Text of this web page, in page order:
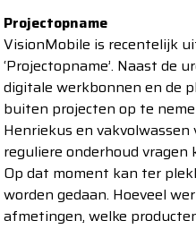
Projectopname
VisionMobile is recentelijk
‘Projectopname’. Naast de
digitale werkbonnen en de
buiten projecten op te
Henriekus en
reguliere onderhoud
Op dat moment kan ter
worden gedaan. Hoeveel
afmetingen, welke